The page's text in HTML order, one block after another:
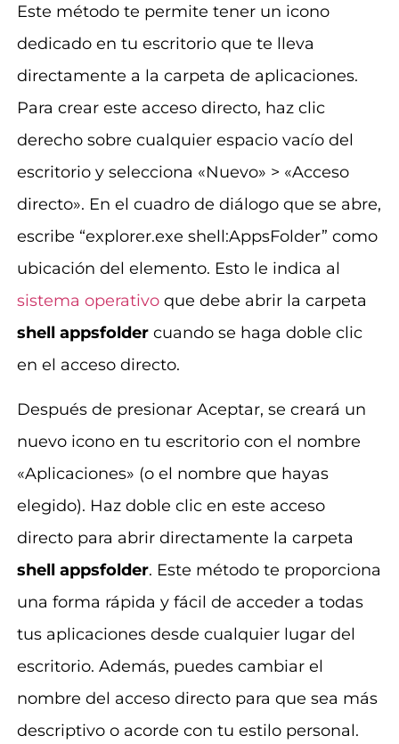
Este método te permite tener un icono
dedicado en tu escritorio que te lleva
directamente a la carpeta de aplicaciones.
Para crear este acceso directo, haz clic
derecho sobre cualquier espacio vacío del
escritorio y selecciona «Nuevo» > «Acceso
directo». En el cuadro de diálogo que se abre,
escribe “explorer.exe shell:AppsFolder” como
ubicación del elemento. Esto le indica al
sistema operativoque debe abrir la carpeta
shell appsfoldercuando se haga doble clic
en el acceso directo.
Después de presionar Aceptar, se creará un
nuevo icono en tu escritorio con el nombre
«Aplicaciones» (o el nombre que hayas
elegido). Haz doble clic en este acceso
directo para abrir directamente la carpeta
shell appsfolder. Este método te proporciona
una forma rápida y fácil de acceder a todas
tus aplicaciones desde cualquier lugar del
escritorio. Además, puedes cambiar el
nombre del acceso directo para que sea más
descriptivo o acorde con tu estilo personal.